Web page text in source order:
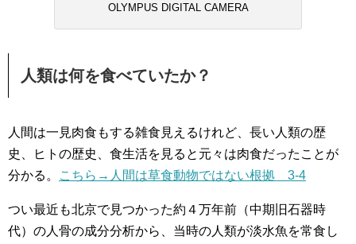
OLYMPUS DIGITAL CAMERA
人類は何を食べていたか？
人間は一見肉食もする雑食見えるけれど、長い人類の歴
史、ヒトの歴史、食生活を見ると元々は肉食だったことが
分かる。
こちら→人間は草食動物ではない根拠 3-4
つい最近も北京で見つかった約４万年前（中期旧石器時
代）の人骨の成分分析から、当時の人類が淡水魚を常食し